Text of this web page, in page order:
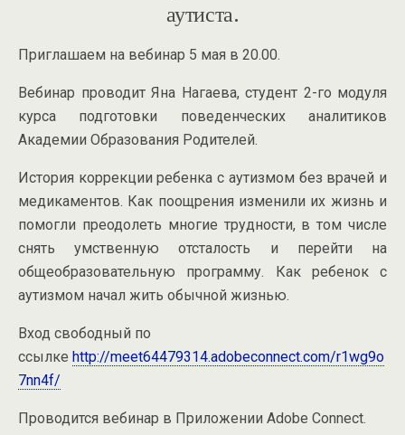
аутиста.
Приглашаем на вебинар 5 мая в 20.00.
Вебинар проводит Яна Нагаева, студент 2-го модуля
курса подготовки поведенческих аналитиков
Академии Образования Родителей.
История коррекции ребенка с аутизмом без врачей и
медикаментов. Как поощрения изменили их жизнь и
помогли преодолеть многие трудности, в том числе
снять умственную отсталость и перейти на
общеобразовательную программу. Как ребенок с
аутизмом начал жить обычной жизнью.
Вход свободный по
ссылке http://meet64479314.adobeconnect.com/r1wg9o
7nn4f/
Проводится вебинар в Приложении Adobe Connect.